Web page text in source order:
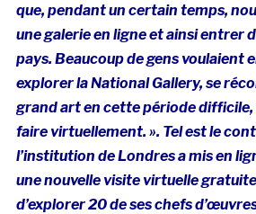
que, pendant un certain temps,
une galerie en ligne et ainsi entrer
pays. Beaucoup de gens voulaient
explorer la National Gallery, se
grand art en cette période difficile,
faire virtuellement. ». Tel est le
l’institution de Londres a mis en
une nouvelle visite virtuelle
d’explorer 20 de ses chefs